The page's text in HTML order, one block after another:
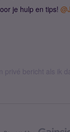
je hulp en tips!
privé bericht als ik